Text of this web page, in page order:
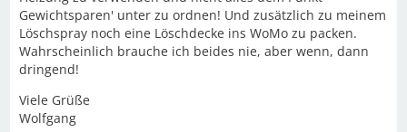
Gewichtsparen' unter zu ordnen! Und zusätzlich zu meinem
Löschspray noch eine Löschdecke ins WoMo zu packen.
Wahrscheinlich brauche ich beides nie, aber wenn, dann
dringend!
Viele Grüße
Wolfgang